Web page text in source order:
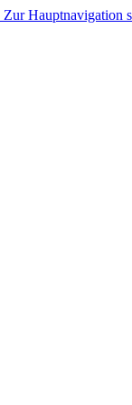
Zur Hauptnavigation